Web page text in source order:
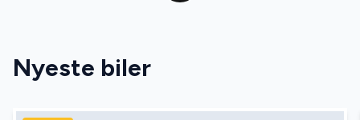
Automatgear
Nyeste biler